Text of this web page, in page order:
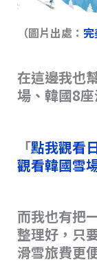
（圖片出處：
在這邊我也
場、韓國8
「點我觀看
觀看韓國雪
而我也有把
整理好，只
滑雪旅費更